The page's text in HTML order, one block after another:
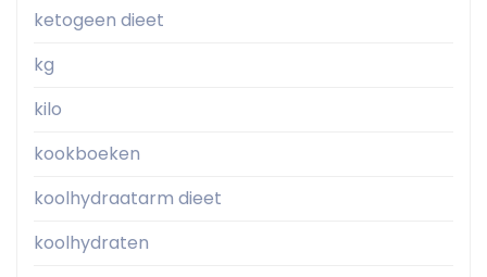
ketogeen dieet
kg
kilo
kookboeken
koolhydraatarm dieet
koolhydraten